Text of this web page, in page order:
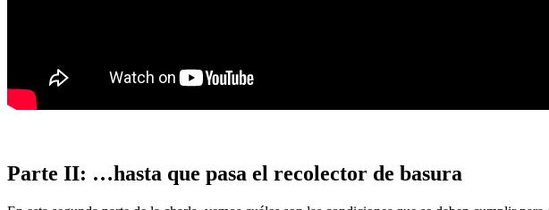
Parte II: …hasta que pasa el recolector de basura